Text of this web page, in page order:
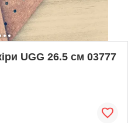
UGG 26.5 см 03777